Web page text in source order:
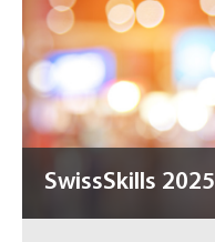
SwissSkills 2025